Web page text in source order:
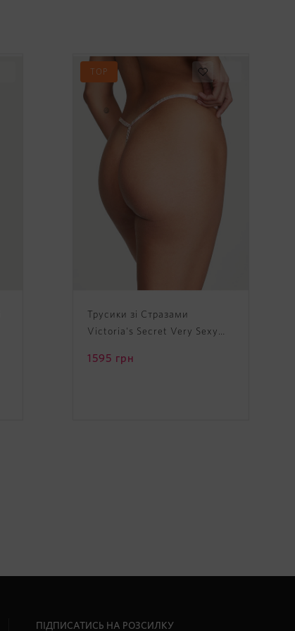
TOP
Трусики зі Стразами
Victoria's Secret Very Sexy
Panty
1595 грн
ПІДПИСАТИСЬ НА РОЗСИЛКУ